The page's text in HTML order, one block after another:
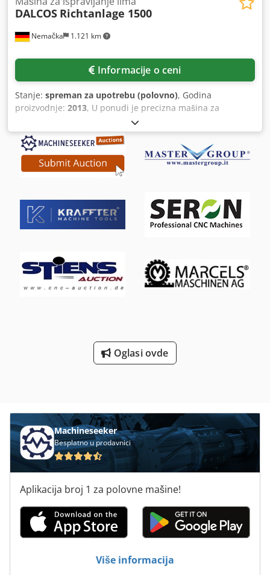
Nemačka 1.121 km
DALCOS Richtanlage 1500
Informacije o ceni
Stanje: spreman za upotrebu (polovno), Godina
proizvodnje: 2013, U ponudi je precizna mašina za
ispravljanje lima. Širina materijala: 1500 mm, debljina
materijala: 1-2 mm, pogodna za: aluminijum, upravljanje:
Siemens Simatic OP177B. Opremljena izvlakom za
transport sa valjcima. Dodatno dostupni rezervni delovi:
Siemens Control Unit 24V DC (6SL3040-1NB00-0AA0),
5AK71-1KG0), Siemens Sinamics Basic Line Module
(6SL3130-1TE22-0AA0), Siemens Simatic Panel OP177B, INA
dogovoru. Cedpfoy Uyfvox Aitsrf
Oglasi ovde
Machineseeker
Besplatno u prodavnici
Aplikacija broj 1 za polovne mašine!
Više informacija